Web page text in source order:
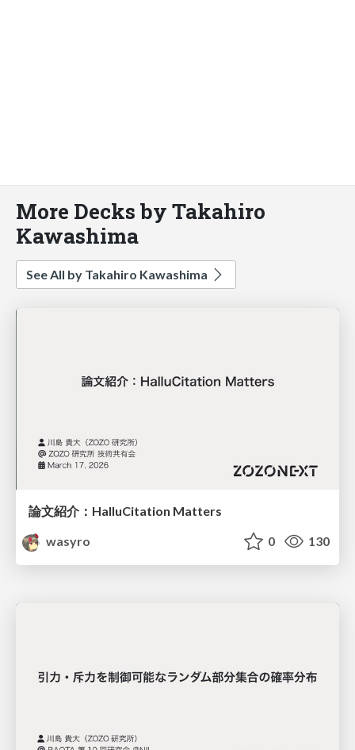
More Decks by Takahiro
Kawashima
See All by Takahiro Kawashima
論文紹介：HalluCitation Matters
wasyro
0 130